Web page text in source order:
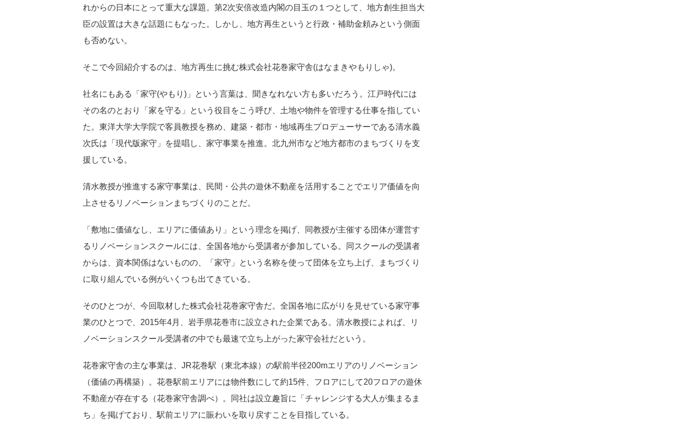
れからの日本にとって重大な課題。第2次安倍改造内閣の目玉の１つとして、地方創生担当大
臣の設置は大きな話題にもなった。しかし、地方再生というと行政・補助金頼みという側面
も否めない。
そこで今回紹介するのは、地方再生に挑む株式会社花巻家守舎(はなまきやもりしゃ)。
社名にもある「家守(やもり)」という言葉は、聞きなれない方も多いだろう。江戸時代には
その名のとおり「家を守る」という役目をこう呼び、土地や物件を管理する仕事を指してい
た。東洋大学大学院で客員教授を務め、建築・都市・地域再生プロデューサーである清水義
次氏は「現代版家守」を提唱し、家守事業を推進。北九州市など地方都市のまちづくりを支
援している。
清水教授が推進する家守事業は、民間・公共の遊休不動産を活用することでエリア価値を向
上させるリノベーションまちづくりのことだ。
「敷地に価値なし、エリアに価値あり」という理念を掲げ、同教授が主催する団体が運営す
るリノベーションスクールには、全国各地から受講者が参加している。同スクールの受講者
からは、資本関係はないものの、「家守」という名称を使って団体を立ち上げ、まちづくり
に取り組んでいる例がいくつも出てきている。
そのひとつが、今回取材した株式会社花巻家守舎だ。全国各地に広がりを見せている家守事
業のひとつで、2015年4月、岩手県花巻市に設立された企業である。清水教授によれば、リ
ノベーションスクール受講者の中でも最速で立ち上がった家守会社だという。
花巻家守舎の主な事業は、JR花巻駅（東北本線）の駅前半径200mエリアのリノベーション
（価値の再構築）。花巻駅前エリアには物件数にして約15件、フロアにして20フロアの遊休
不動産が存在する（花巻家守舎調べ）。同社は設立趣旨に「チャレンジする大人が集まるま
ち」を掲げており、駅前エリアに賑わいを取り戻すことを目指している。